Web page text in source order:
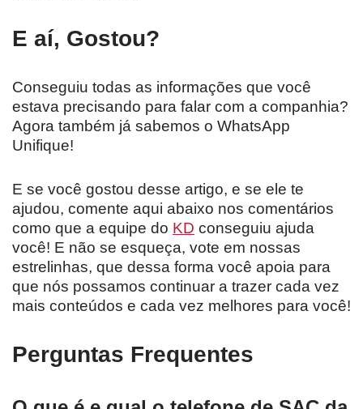
E aí, Gostou?
Conseguiu todas as informações que você
estava precisando para falar com a companhia?
Agora também já sabemos o WhatsApp
Unifique!
E se você gostou desse artigo, e se ele te
ajudou, comente aqui abaixo nos comentários
como que a equipe do KD conseguiu ajuda
você! E não se esqueça, vote em nossas
estrelinhas, que dessa forma você apoia para
que nós possamos continuar a trazer cada vez
mais conteúdos e cada vez melhores para você!
Perguntas Frequentes